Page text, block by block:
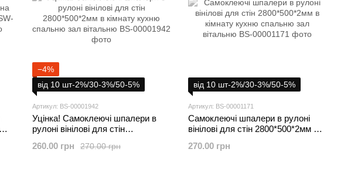
−4%
від 10 шт-2%/30-3%/50-5%
Артикул: BS-00001942
Уцінка! Самоклеючі шпалери в
рулоні вінілові для стін
спальню зал вітальню
270.00 грн
260.00 грн
від 10 шт-2%/30-3%/50-5%
Артикул: BS-00001171
Самоклеючі шпалери в рулоні
вінілові для стін 2800*500*2мм в
вітальню
270.00 грн